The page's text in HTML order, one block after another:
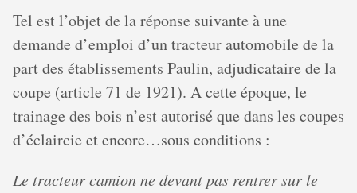
Tel est l’objet de la réponse suivante à une
demande d’emploi d’un tracteur automobile de la
part des établissements Paulin, adjudicataire de la
coupe (article 71 de 1921). A cette époque, le
trainage des bois n’est autorisé que dans les coupes
d’éclaircie et encore…sous conditions :
Le tracteur camion ne devant pas rentrer sur le